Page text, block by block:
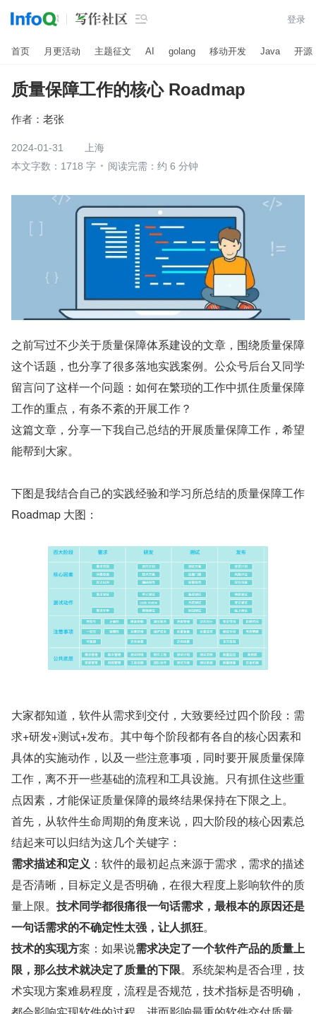
 登录
首页 月更活动 主题征文 AI golang 移动开发 Java 开源
质量保障工作的核心 Roadmap
作者： 老张
2024-01-31
上海
本文字数：1718 字
阅读完需：约 6 分钟
之前写过不少关于质量保障体系建设的文章，围绕质量保障
这个话题，也分享了很多落地实践案例。公众号后台又同学
留言问了这样一个问题：如何在繁琐的工作中抓住质量保障
工作的重点，有条不紊的开展工作？
这篇文章，分享一下我自己总结的开展质量保障工作，希望
能帮到大家。
下图是我结合自己的实践经验和学习所总结的质量保障工作
Roadmap 大图：
大家都知道，软件从需求到交付，大致要经过四个阶段：需
求+研发+测试+发布。其中每个阶段都有各自的核心因素和
具体的实施动作，以及一些注意事项，同时要开展质量保障
工作，离不开一些基础的流程和工具设施。只有抓住这些重
点因素，才能保证质量保障的最终结果保持在下限之上。
首先，从软件生命周期的角度来说，四大阶段的核心因素总
结起来可以归结为这几个关键字：
需求描述和定义 ：软件的最初起点来源于需求，需求的描述
是否清晰，目标定义是否明确，在很大程度上影响软件的质
量上限。 技术同学都很痛很一句话需求，最根本的原因还是
一句话需求的不确定性太强，让人抓狂。
技术的实现方案：如果说需求决定了一个软件产品的质量上
限，那么技术就决定了质量的下限。系统架构是否合理，技
术实现方案难易程度，流程是否规范，技术指标是否明确，